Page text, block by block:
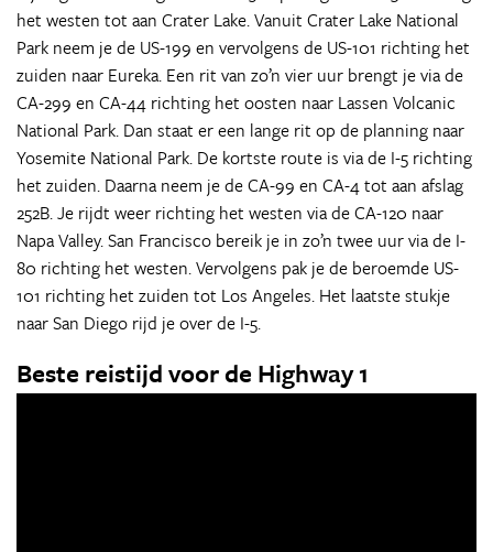
het westen tot aan Crater Lake. Vanuit Crater Lake National
Park neem je de US-199 en vervolgens de US-101 richting het
zuiden naar Eureka. Een rit van zo’n vier uur brengt je via de
CA-299 en CA-44 richting het oosten naar Lassen Volcanic
National Park. Dan staat er een lange rit op de planning naar
Yosemite National Park. De kortste route is via de I-5 richting
het zuiden. Daarna neem je de CA-99 en CA-4 tot aan afslag
252B. Je rijdt weer richting het westen via de CA-120 naar
Napa Valley. San Francisco bereik je in zo’n twee uur via de I-
80 richting het westen. Vervolgens pak je de beroemde US-
101 richting het zuiden tot Los Angeles. Het laatste stukje
naar San Diego rijd je over de I-5.
Beste reistijd voor de Highway 1